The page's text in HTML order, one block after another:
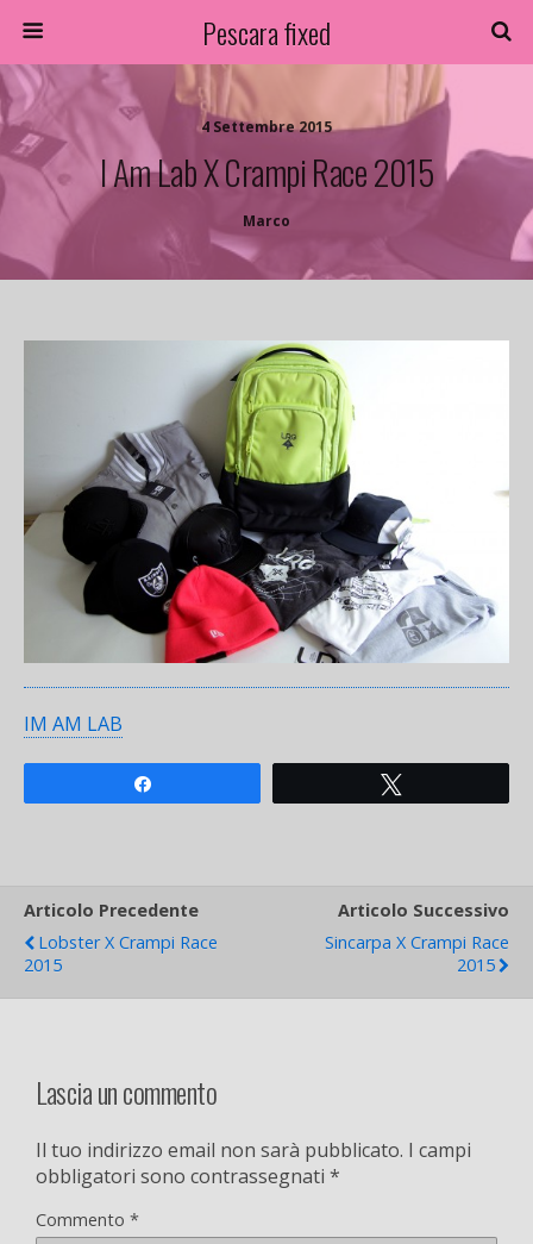
Pescara fixed
4 Settembre 2015
I Am Lab X Crampi Race 2015
Marco
IM AM LAB
Articolo Precedente
Lobster X Crampi Race
2015
Articolo Successivo
Sincarpa X Crampi Race
2015
Lascia un commento
Il tuo indirizzo email non sarà pubblicato. I campi
obbligatori sono contrassegnati *
Commento *